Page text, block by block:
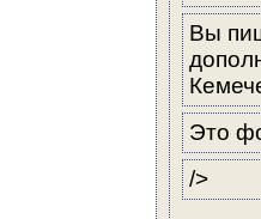
Вы
Это
/>